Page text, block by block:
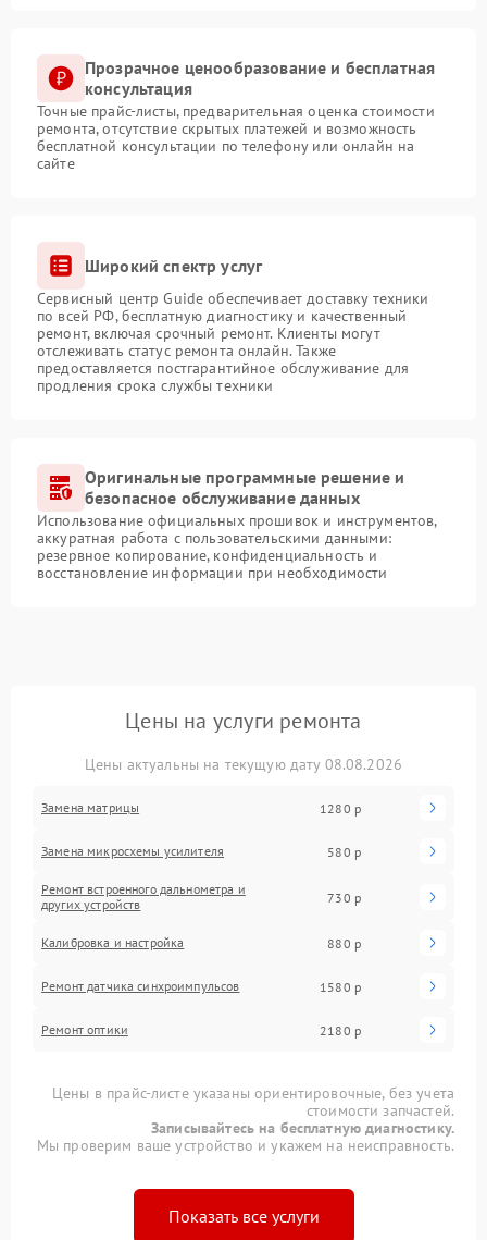
Прозрачное ценообразование и бесплатная
консультация
Точные прайс-листы, предварительная оценка стоимости
ремонта, отсутствие скрытых платежей и возможность
бесплатной консультации по телефону или онлайн на
сайте
Широкий спектр услуг
Сервисный центр Guide обеспечивает доставку техники
по всей РФ, бесплатную диагностику и качественный
ремонт, включая срочный ремонт. Клиенты могут
отслеживать статус ремонта онлайн. Также
предоставляется постгарантийное обслуживание для
продления срока службы техники
Оригинальные программные решение и
безопасное обслуживание данных
Использование официальных прошивок и инструментов,
аккуратная работа с пользовательскими данными:
резервное копирование, конфиденциальность и
восстановление информации при необходимости
Цены на услуги ремонта
Цены актуальны на текущую дату 08.08.2026
Замена матрицы 1280 р
Замена микросхемы усилителя 580 р
Ремонт встроенного дальнометра и
других устройств
730 р
Калибровка и настройка 880 р
Ремонт датчика синхроимпульсов 1580 р
Ремонт оптики 2180 р
Цены в прайс-листе указаны ориентировочные, без учета
стоимости запчастей.
Записывайтесь на бесплатную диагностику.
Мы проверим ваше устройство и укажем на неисправность.
Показать все услуги